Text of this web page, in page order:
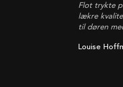
Flot trykte
lækre
til døren
Louise